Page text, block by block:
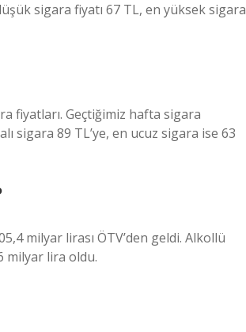
sigara fiyatı 67 TL, en yüksek sigara
fiyatları. Geçtiğimiz hafta sigara
sigara 89 TL’ye, en ucuz sigara ise 63
milyar lirası ÖTV’den geldi. Alkollü
milyar lira oldu.